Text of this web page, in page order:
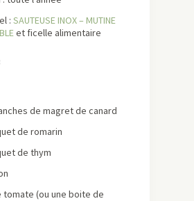
: SAUTEUSE INOX – MUTINE
et ficelle alimentaire
de magret de canard
de romarin
de thym
tomate (ou une boite de